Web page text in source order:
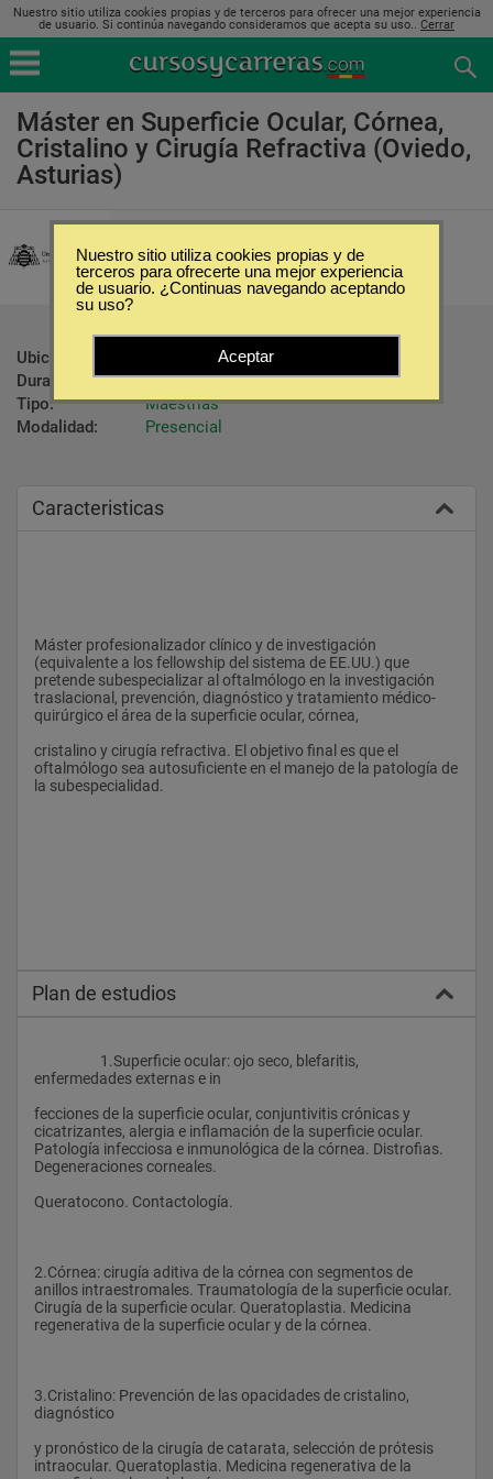
Nuestro sitio utiliza cookies propias y de terceros para ofrecer una mejor experiencia
de usuario. Si continúa navegando consideramos que acepta su uso.. Cerrar
Máster en Superficie Ocular, Córnea,
Cristalino y Cirugía Refractiva (Oviedo,
Asturias)
Universidad de Oviedo
Ubicación:
Oviedo - Asturias
Duración:
1500 Horas
Tipo:
Maestrías
Modalidad:
Presencial
Caracteristicas
Máster profesionalizador clínico y de investigación
(equivalente a los fellowship del sistema de EE.UU.) que
pretende subespecializar al oftalmólogo en la investigación
traslacional, prevención, diagnóstico y tratamiento médico-
quirúrgico el área de la superficie ocular, córnea,
cristalino y cirugía refractiva. El objetivo final es que el
oftalmólogo sea autosuficiente en el manejo de la patología de
la subespecialidad.
Plan de estudios
enfermedades externas e in
fecciones de la superficie ocular, conjuntivitis crónicas y
cicatrizantes, alergia e inflamación de la superficie ocular.
Patología infecciosa e inmunológica de la córnea. Distrofias.
Degeneraciones corneales.
Queratocono. Contactología.
2.Córnea: cirugía aditiva de la córnea con segmentos de
anillos intraestromales. Traumatología de la superficie ocular.
Cirugía de la superficie ocular. Queratoplastia. Medicina
regenerativa de la superficie ocular y de la córnea.
3.Cristalino: Prevención de las opacidades de cristalino,
diagnóstico
y pronóstico de la cirugía de catarata, selección de prótesis
intraocular. Queratoplastia. Medicina regenerativa de la
Nuestro sitio utiliza cookies propias y de
terceros para ofrecerte una mejor experiencia
de usuario. ¿Continuas navegando aceptando
su uso?
Aceptar